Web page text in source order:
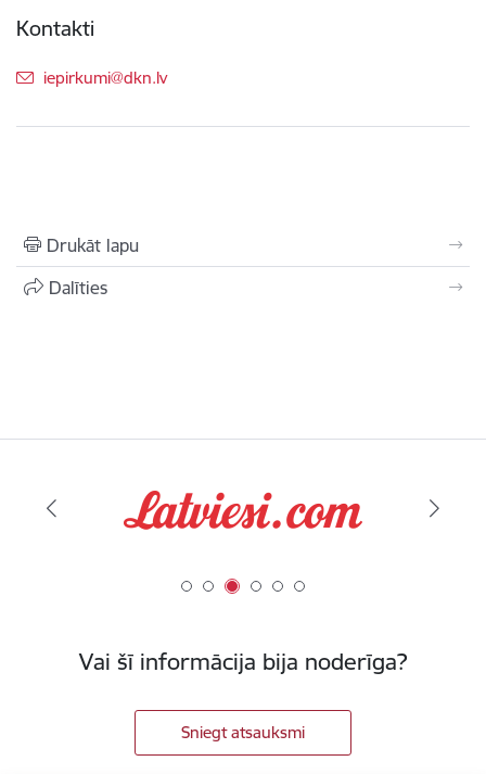
Kontakti
E-pasts:
iepirkumi@dkn.lv
Drukāt lapu
Dalīties
Vai šī informācija bija noderīga?
Sniegt atsauksmi